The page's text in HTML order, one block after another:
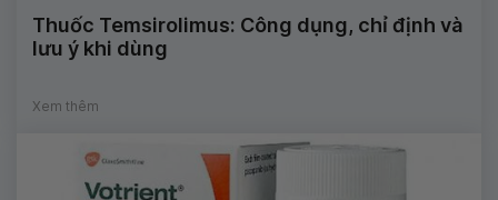
Thuốc Temsirolimus: Công dụng, chỉ định và
lưu ý khi dùng
Xem thêm